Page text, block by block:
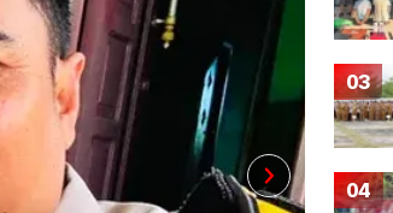
03
04